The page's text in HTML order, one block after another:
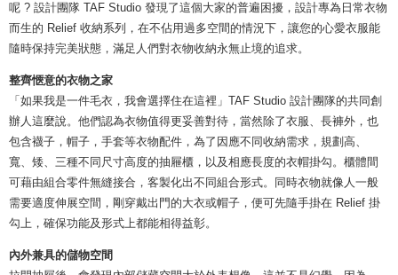
呢 ? 設計團隊 TAF Studio 發現了這個大家的普遍困擾，設計專為日常衣物
而生的 Relief 收納系列，在不佔用過多空間的情況下，讓您的心愛衣服能
隨時保持完美狀態，滿足人們對衣物收納永無止境的追求。
整齊愜意的衣物之家
「如果我是一件毛衣，我會選擇住在這裡」TAF Studio 設計團隊的共同創
辦人這麼說。他們認為衣物值得更妥善對待，當然除了衣服、長褲外，也
包含襪子，帽子，手套等衣物配件，為了因應不同收納需求，規劃高、
寬、矮、三種不同尺寸高度的抽屜櫃，以及相應長度的衣帽掛勾。櫃體間
可藉由組合零件無縫接合，客製化出不同組合形式。同時衣物就像人一般
需要適度伸展空間，剛穿戴出門的大衣或帽子，便可先隨手掛在 Relief 掛
勾上，確保功能及形式上都能相得益彰。
內外兼具的儲物空間